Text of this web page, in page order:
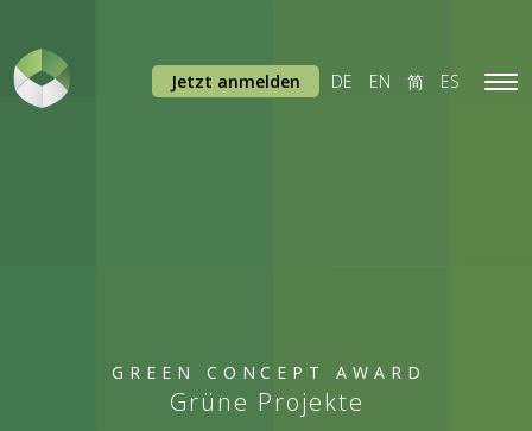
GREEN CONCEPT AWARD
Grüne Projekte
Jetzt anmelden DE EN 简 ES